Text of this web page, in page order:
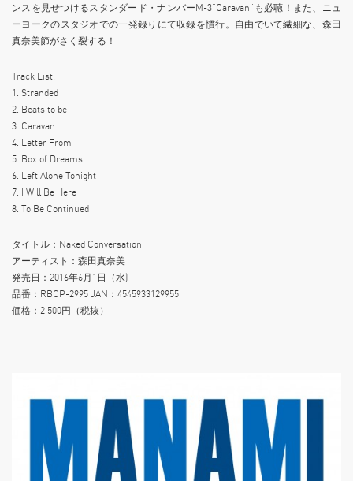
ンスを見せつけるスタンダード・ナンバーM-3”Caravan”も必聴！また、ニュ
ーヨークのスタジオでの一発録りにて収録を慣行。自由でいて繊細な、森田
真奈美節がさく裂する！
Track List.
1. Stranded
2. Beats to be
3. Caravan
4. Letter From
5. Box of Dreams
6. Left Alone Tonight
7. I Will Be Here
8. To Be Continued
タイトル：Naked Conversation
アーティスト：森田真奈美
発売日：2016年6月1日（水)
品番：RBCP-2995 JAN：4545933129955
価格：2,500円（税抜）